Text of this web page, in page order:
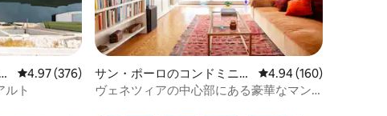
価レビュー376件、5つ星中4.97つ星の平均評価
4.97 (376)
ルト
サン・ポーロのコンドミニア
ム
レビュー160件、5つ
4.94 (160)
ヴェネツィアの中心部にある豪華なマン